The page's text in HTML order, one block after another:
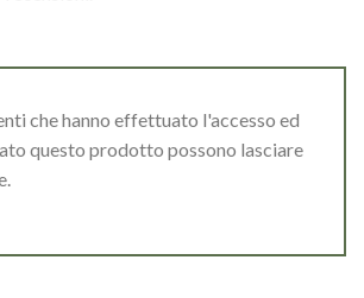
che hanno effettuato l'accesso ed
questo prodotto possono lasciare